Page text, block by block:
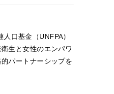
口基金（UNFPA）
生と女性のエンパワ
パートナーシップを